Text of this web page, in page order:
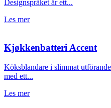
Designspråket är ett...
Les mer
Kjøkkenbatteri Accent
Köksblandare i slimmat
med ett...
Les mer